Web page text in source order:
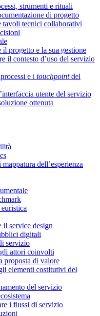
strumenti e rituali
di progetto
tavoli tecnici collaborativi
progetto e la sua gestione
il contesto d’uso del servizio
e i touchpointdel
utente del servizio
ottenuta
dell’esperienza
il service design
digitali
servizio
attori coinvolti
proposta di valore
elementi costitutivi del
del servizio
i flussi di servizio